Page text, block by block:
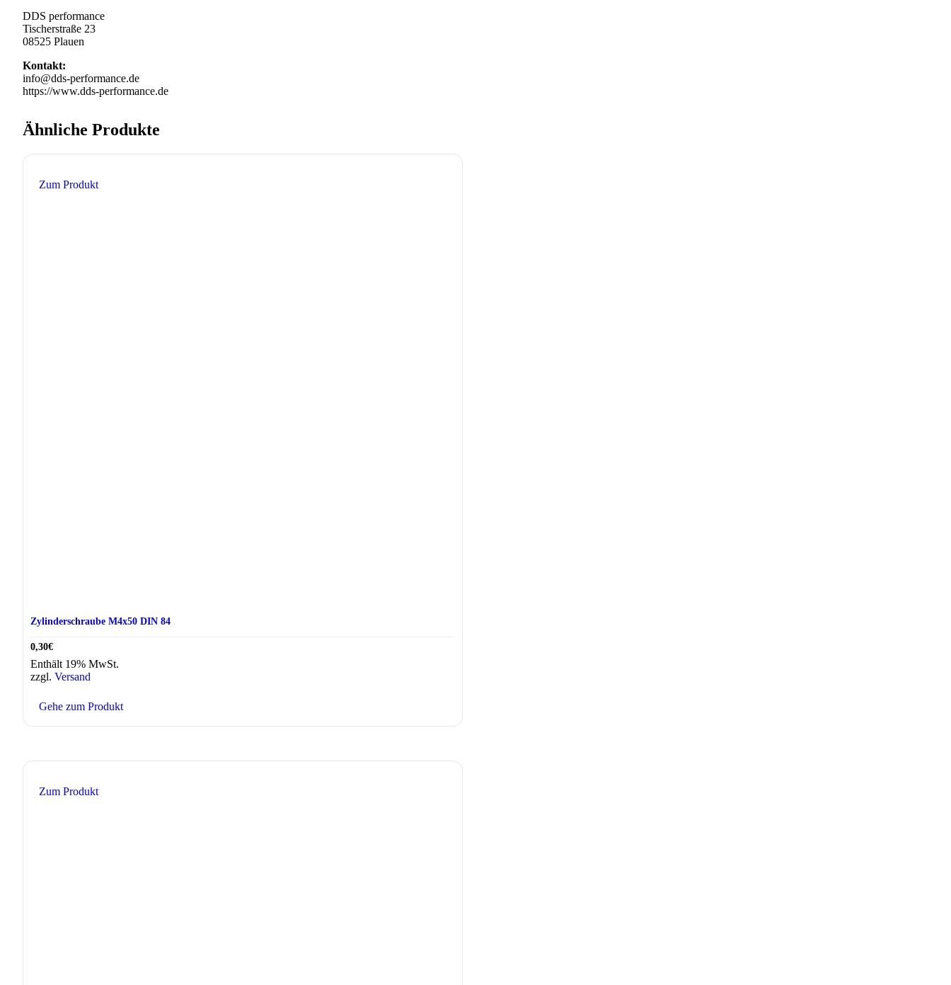
DDS performance
Tischerstraße 23
08525 Plauen
Kontakt:
info@dds-performance.de
https://www.dds-performance.de
Ähnliche Produkte
Zum Produkt
Zylinderschraube M4x50 DIN 84
0,30€
Enthält 19% MwSt.
zzgl. Versand
Gehe zum Produkt
Zum Produkt